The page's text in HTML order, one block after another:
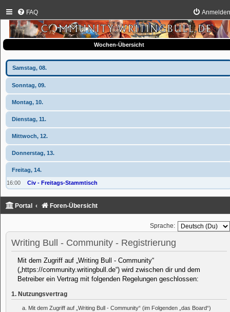
FAQ
Wochen-Übersicht
Samstag, 08.
Sonntag, 09.
Montag, 10.
Dienstag, 11.
Mittwoch, 12.
Donnerstag, 13.
Freitag, 14.
16:00 Civ - Freitags-Stammtisch
Portal Foren-Übersicht
Sprache:
Writing Bull - Community - Registrierung
Mit dem Zugriff auf „Writing Bull - Community“
(„https://community.writingbull.de“) wird zwischen dir und dem
Betreiber ein Vertrag mit folgenden Regelungen geschlossen:
1. Nutzungsvertrag
Mit dem Zugriff auf „Writing Bull - Community“ (im Folgenden „das Board“)